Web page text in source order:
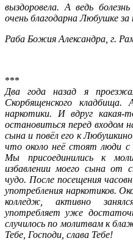
выздоровела. А ведь
очень благодарна Любушке
Раба Божия Александра, г.
***
Два года назад я
Скорбященского
наркотики. И вдруг какая-
остановиться перед входом
сына и повёл его к
что около неё стоят люди
Мы присоединились к
избавлении моего сына от
чудо. После посещения
употребления наркотиков.
колледж, активно
употребляет уже
случилось по молитвам к
Тебе, Господи, слава Тебе!